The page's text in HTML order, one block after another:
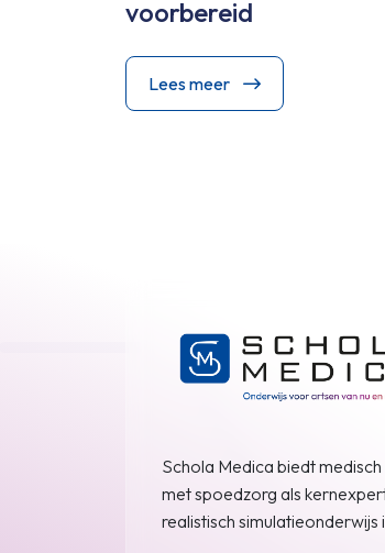
voorbereid
Lees meer
Schola Medica biedt
met spoedzorg als
realistisch